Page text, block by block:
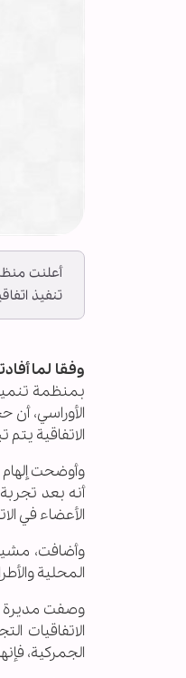
تنفيذ
وفقا لما
بمنظمة تنمية
الاتفاقية
وأوضحت إلهام
أنه بعد
الأعضاء في
وأضافت،
المحلية
وصفت مديرة
الجمركية،